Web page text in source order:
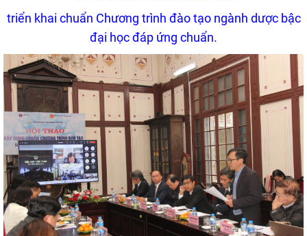
triển khai chuẩn Chương trình đào tạo ngành dược bậc
đại học đáp ứng chuẩn.